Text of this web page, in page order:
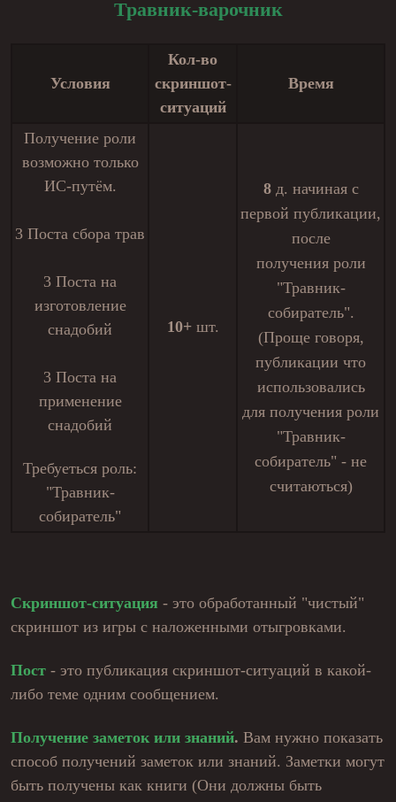
Травник-варочник
Условия
Кол-во
скриншот-
ситуаций
Время
Получение роли
возможно только
ИС-путём.
3 Поста сбора трав
3 Поста на
изготовление
снадобий
3 Поста на
применение
снадобий
Требуеться роль:
"Травник-
собиратель"
10+шт.
8 д. начиная с
первой публикации,
после
получения роли
"Травник-
собиратель".
(Проще говоря,
публикации что
использовались
для получения роли
"Травник-
собиратель" - не
считаються)
Скриншот-ситуация - это обработанный "чистый"
скриншот из игры с наложенными отыгровками.
Пост - это публикация скриншот-ситуаций в какой-
либо теме одним сообщением.
Получение заметок или знаний. Вам нужно показать
способ получений заметок или знаний. Заметки могут
быть получены как книги (Они должны быть